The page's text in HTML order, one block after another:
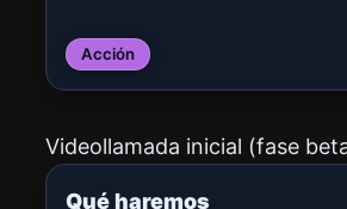
Acción
Videollamada inicial (fase
Qué haremos